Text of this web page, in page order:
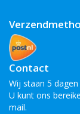
Contact
Wij staan 5
U kunt ons
mail.